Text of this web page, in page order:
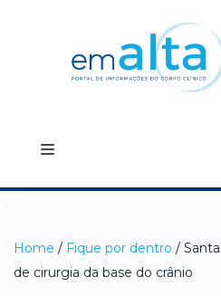
Home / Fique por dentro /
de cirurgia da base do crânio